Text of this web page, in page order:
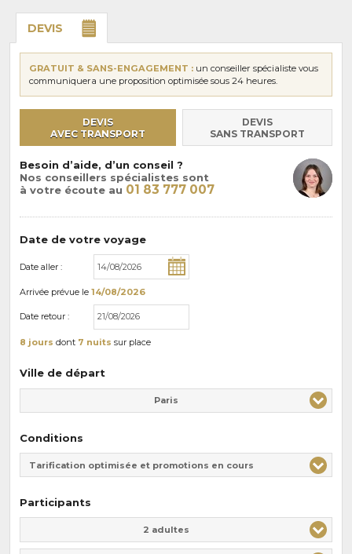
DEVIS
GRATUIT & SANS-ENGAGEMENT : un conseiller spécialiste vous
communiquera une proposition optimisée sous 24 heures.
DEVIS
AVEC TRANSPORT
DEVIS
SANS TRANSPORT
Besoin d’aide, d’un conseil ?
Nos conseillers spécialistes sont
à votre écoute au 01 83 777 007
Date de votre voyage
Date aller :
Arrivée prévue le 14/08/2026
Date retour :
8 jours dont 7 nuits sur place
Ville de départ
Paris
Conditions
Tarification optimisée et promotions en cours
Participants
2 adultes